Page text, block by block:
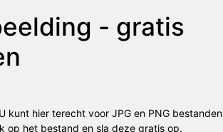
- gratis
kunt hier terecht voor JPG en PNG bestanden
op het bestand en sla deze gratis op.